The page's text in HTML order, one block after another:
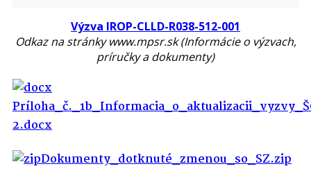
Výzva IROP-CLLD-R038-512-001
Odkaz na stránky www.mpsr.sk (Informácie o výzvach,
príručky a dokumenty)
2.docx
Dokumenty_dotknuté_zmenou_so_SZ.zip